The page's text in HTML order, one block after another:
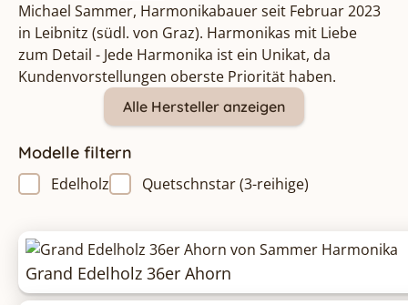
Michael Sammer, Harmonikabauer seit Februar 2023
in Leibnitz (südl. von Graz). Harmonikas mit Liebe
zum Detail - Jede Harmonika ist ein Unikat, da
Kundenvorstellungen oberste Priorität haben.
Alle Hersteller anzeigen
Modelle filtern
Edelholz Quetschnstar (3-reihige)
Grand Edelholz 36er Ahorn